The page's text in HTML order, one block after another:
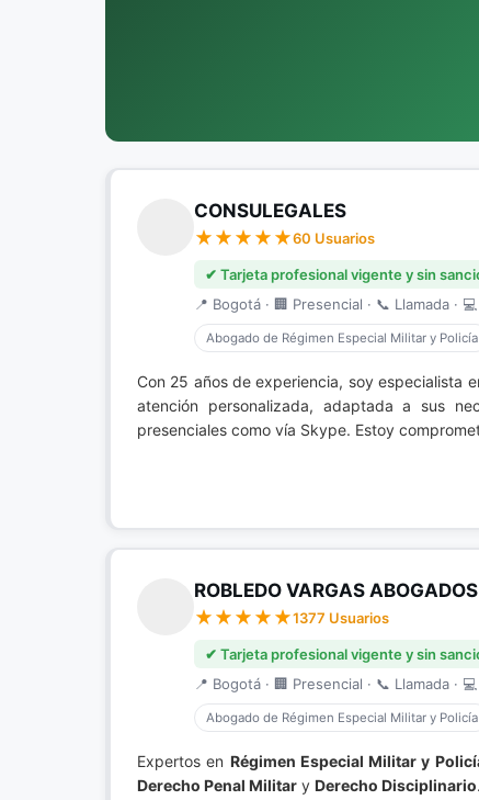
CONSULEGALES
60 Usuarios
✔ Tarjeta profesional vigente y sin
📍 Bogotá · 🏢 Presencial · 📞 Llamada ·
Abogado de Régimen Especial Militar y Policía
Con 25 años de experiencia, soy especialista
atención personalizada, adaptada a sus
presenciales como vía Skype. Estoy
ROBLEDO VARGAS
1377 Usuarios
✔ Tarjeta profesional vigente y sin
📍 Bogotá · 🏢 Presencial · 📞 Llamada ·
Abogado de Régimen Especial Militar y Policía
Expertos en Régimen Especial Militar y
Derecho Penal Militar y Derecho Disciplinario